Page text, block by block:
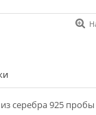
серебра 925 пробы